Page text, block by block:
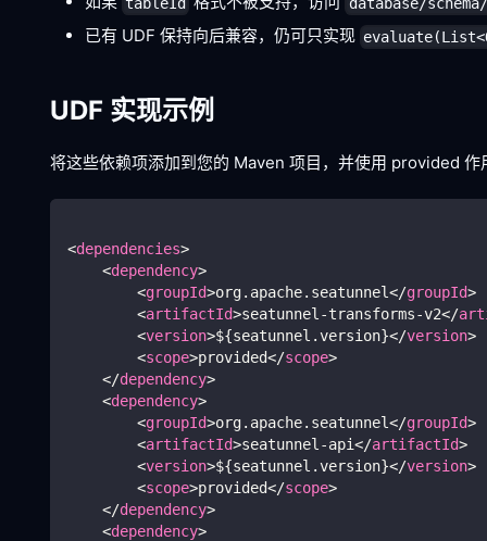
已有 UDF 保持向后兼容，仍可只实现
UDF 实现示例
将这些依赖项添加到您的 Maven 项目，并使用 provided 作
<dependencies>
<dependency>
<groupId>org.apache.seatunnel</groupId>
<artifactId>seatunnel-transforms-v2</
<version>${seatunnel.version}</version>
<scope>provided</scope>
</dependency>
<dependency>
<groupId>org.apache.seatunnel</groupId>
<artifactId>seatunnel-api</artifactId>
<version>${seatunnel.version}</version>
<scope>provided</scope>
</dependency>
<dependency>